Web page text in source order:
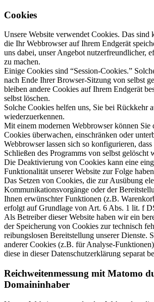
Cookies
Unsere Website verwendet Cookies. Das sind
die Ihr Webbrowser auf Ihrem Endgerät
uns dabei, unser Angebot nutzerfreundlicher,
zu machen.
Einige Cookies sind “Session-Cookies.”
nach Ende Ihrer Browser-Sitzung von selbst
bleiben andere Cookies auf Ihrem Endgerät
selbst löschen.
Solche Cookies helfen uns, Sie bei Rückkehr
wiederzuerkennen.
Mit einem modernen Webbrowser können Sie
Cookies überwachen, einschränken oder
Webbrowser lassen sich so konfigurieren,
Schließen des Programms von selbst gelöscht
Die Deaktivierung von Cookies kann eine
Funktionalität unserer Website zur Folge
Das Setzen von Cookies, die zur Ausübung
Kommunikationsvorgänge oder der
Ihnen erwünschter Funktionen (z.B.
erfolgt auf Grundlage von Art. 6 Abs. 1 lit. f
Als Betreiber dieser Website haben wir ein
der Speicherung von Cookies zur technisch
reibungslosen Bereitstellung unserer Dienste.
anderer Cookies (z.B. für Analyse-
diese in dieser Datenschutzerklärung separat
Reichweitenmessung mit Matomo
Domaininhaber